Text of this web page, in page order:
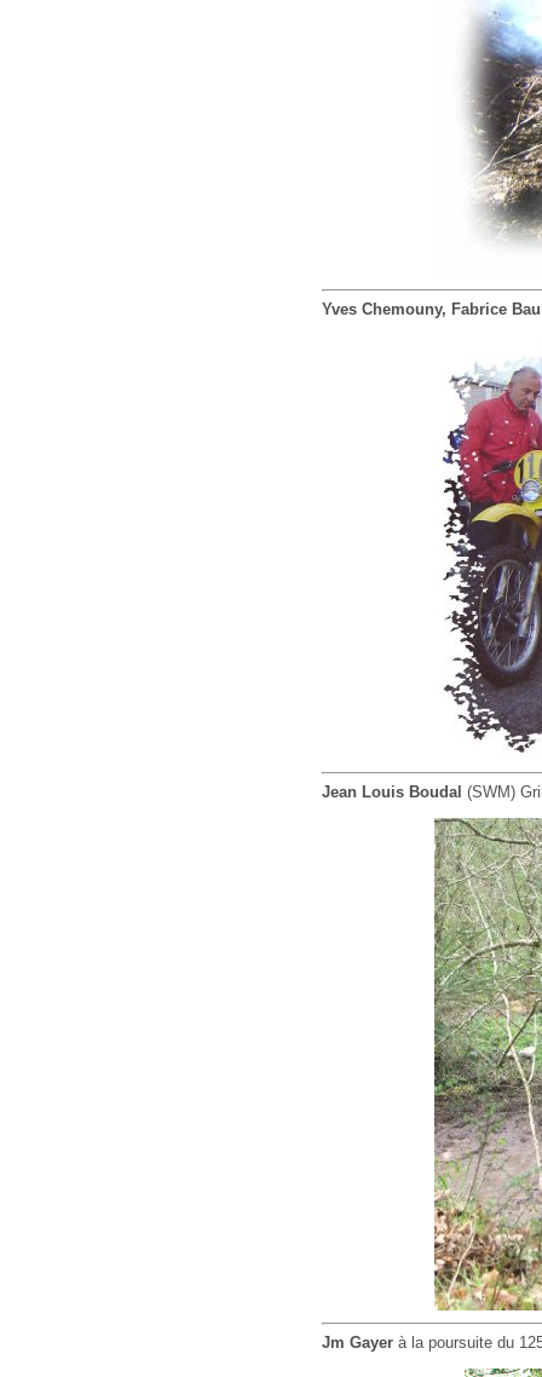
Yves Chemouny, Fabrice
Jean Louis Boudal (SWM)
Jm Gayer à la poursuite du